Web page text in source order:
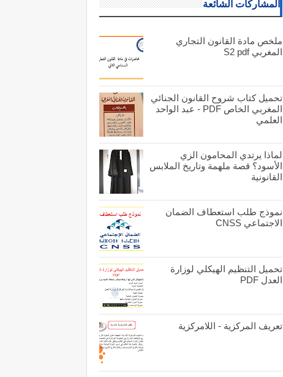
المشاركات الشائعة
ملخص مادة القانون التجاري
المغربي S2 pdf
تحميل كتاب شروح القانون الجنائي
المغربي الخاص PDF - عبد الواحد
العلمي
لماذا يرتدي المحامون الزي
الأسود؟ قصة ملهمة وتاريخ الملابس
القانونية
نموذج طلب استعطاف الضمان
الاجتماعي CNSS
تحميل التنظيم الهيكلي لوزارة
العدل PDF
تعريف المركزية - اللامركزية